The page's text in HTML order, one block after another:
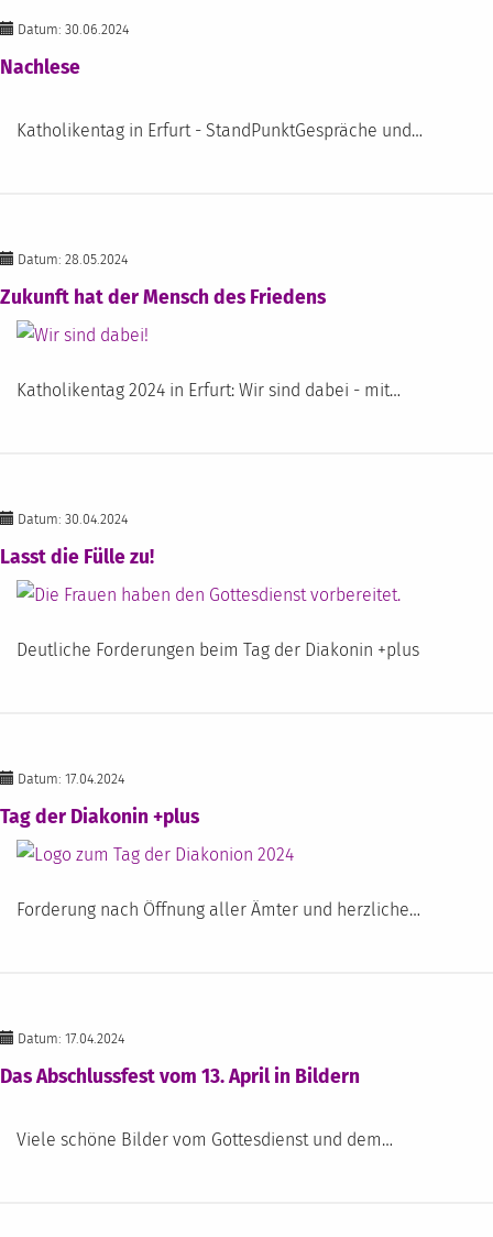
Datum: 30.06.2024
Nachlese
Katholikentag in Erfurt - StandPunktGespräche und…
Datum: 28.05.2024
Zukunft hat der Mensch des Friedens
Katholikentag 2024 in Erfurt: Wir sind dabei - mit…
Datum: 30.04.2024
Lasst die Fülle zu!
Deutliche Forderungen beim Tag der Diakonin +plus
Datum: 17.04.2024
Tag der Diakonin +plus
Forderung nach Öffnung aller Ämter und herzliche…
Datum: 17.04.2024
Das Abschlussfest vom 13. April in Bildern
Viele schöne Bilder vom Gottesdienst und dem…